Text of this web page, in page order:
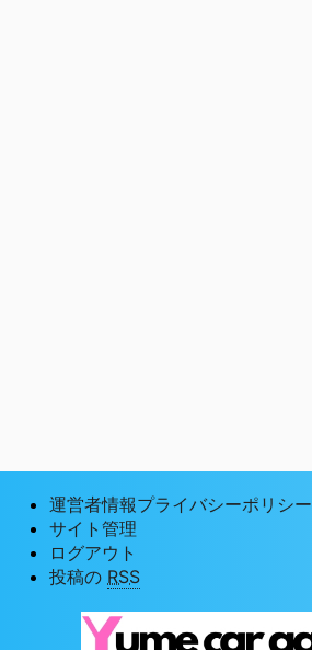
運営者情報プライバシーポリシー
サイト管理
ログアウト
投稿の RSS